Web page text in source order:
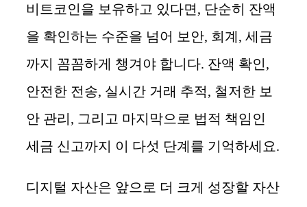
비트코인을 보유하고 있다면, 단순히 잔액
을 확인하는 수준을 넘어 보안, 회계, 세금
까지 꼼꼼하게 챙겨야 합니다. 잔액 확인,
안전한 전송, 실시간 거래 추적, 철저한 보
안 관리, 그리고 마지막으로 법적 책임인
세금 신고까지 이 다섯 단계를 기억하세요.
디지털 자산은 앞으로 더 크게 성장할 자산